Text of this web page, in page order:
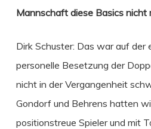
Mannschaft diese Basics nicht
Dirk Schuster: Das war auf der
personelle Besetzung der
nicht in der Vergangenheit
Gondorf und Behrens hatten
positionstreue Spieler und mit